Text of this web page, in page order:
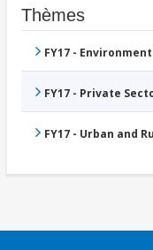
Thèmes
FY17 -
FY17 - Private
FY17 - Urban and